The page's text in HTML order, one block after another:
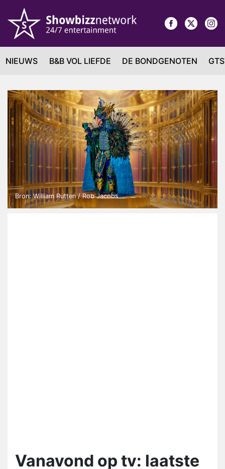
NIEUWS B&B VOL LIEFDE DE BONDGENOTEN
Bron: William Rutten / Rob Jacobs
Vanavond op tv: laatste